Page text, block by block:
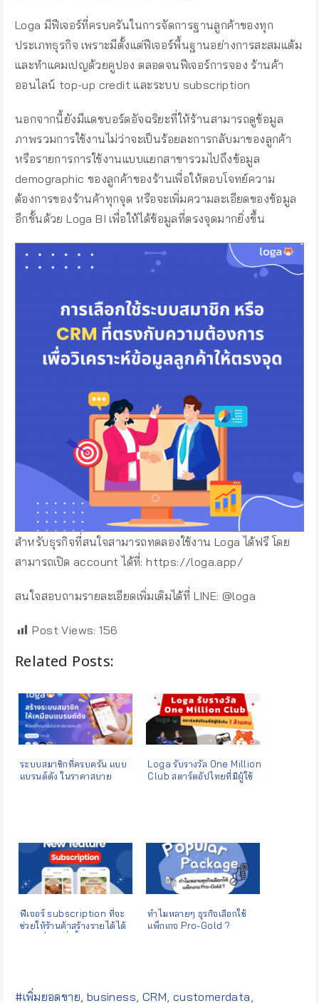
Loga มีฟีเจอร์ที่ครบครันในการจัดการฐานลูกค้าของทุก
ประเภทธุรกิจ เพราะมีตั้งแต่ฟีเจอร์พื้นฐานอย่างการสะสมแต้ม
และทำแคมเปญด้วยคูปอง ตลอดจนฟีเจอร์การจอง ร้านค้า
ออนไลน์ top-up credit และระบบ subscription
นอกจากนี้ยังมีแดชบอร์ดอัจฉริยะที่ให้ร้านสามารถดูข้อมูล
ภาพรวมการใช้งานไม่ว่าจะเป็นร้อยละการกลับมาของลูกค้า
หรือรายการการใช้งานแบบแยกสาขารวมไปถึงข้อมูล
demographic ของลูกค้าของร้านเพื่อให้ตอบโจทย์ความ
ต้องการของร้านค้าทุกจุด หรือจะเพิ่มความละเอียดของข้อมูล
อีกขั้นด้วย Loga BI เพื่อให้ได้ข้อมูลที่ตรงจุดมากยิ่งขึ้น
สำหรับธุรกิจที่สนใจสามารถทดลองใช้งาน Loga ได้ฟรี โดย
สามารถเปิด account ได้ที่: https://loga.app/
สนใจสอบถามรายละเอียดเพิ่มเติมได้ที่ LINE: @loga
Post Views: 156
Related Posts:
ระบบสมาชิกที่ครบครัน แบบ
แบรนด์ดัง ในราคาสบาย
Loga รับรางวัล One Million
Club สตาร์ตอัปไทยที่มีผู้ใช้
ฟีเจอร์ subscription ที่จะ
ช่วยให้ร้านค้าสร้างรายได้ได้
ทำไมหลายๆ ธุรกิจเลือกใช้
แพ็กเกจ Pro-Gold ?
Tags:
#เพิ่มยอดขาย, business, CRM, customerdata,